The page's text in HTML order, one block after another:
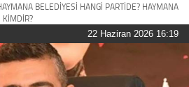
BELEDİYESİ HANGİ PARTİDE? HAYMANA
KİMDİR?
22 Haziran 2026 16:19